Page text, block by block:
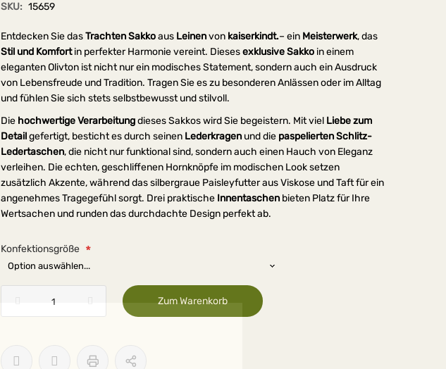
SKU: 15659
Entdecken Sie dasTrachten Sakkoaus Leinenvon kaiserkindt.– ein Meisterwerk, das
Stil und Komfortin perfekter Harmonie vereint. Diesesexklusive Sakko in einem
eleganten Olivton ist nicht nur ein modisches Statement, sondern auch ein Ausdruck
von Lebensfreude und Tradition. Tragen Sie es zu besonderen Anlässen oder im Alltag
und fühlen Sie sich stets selbstbewusst und stilvoll.
Die hochwertige Verarbeitungdieses Sakkos wird Sie begeistern. Mit viel Liebe zum
Detailgefertigt, besticht es durch seinen Lederkragen und die paspelierten Schlitz-
Ledertaschen, die nicht nur funktional sind, sondern auch einen Hauch von Eleganz
verleihen. Die echten, geschliffenen Hornknöpfe im modischen Look setzen
zusätzlich Akzente, während das silbergraue Paisleyfutter aus Viskose und Taft für ein
angenehmes Tragegefühl sorgt. Drei praktische Innentaschen bieten Platz für Ihre
Wertsachen und runden das durchdachte Design perfekt ab.
Konfektionsgröße
Zum Warenkorb